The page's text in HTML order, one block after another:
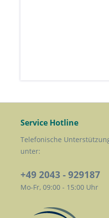
Service Hotline
Telefonische
unter:
+49 2043 - 929187
Mo-Fr, 09:00 - 15:00 Uhr